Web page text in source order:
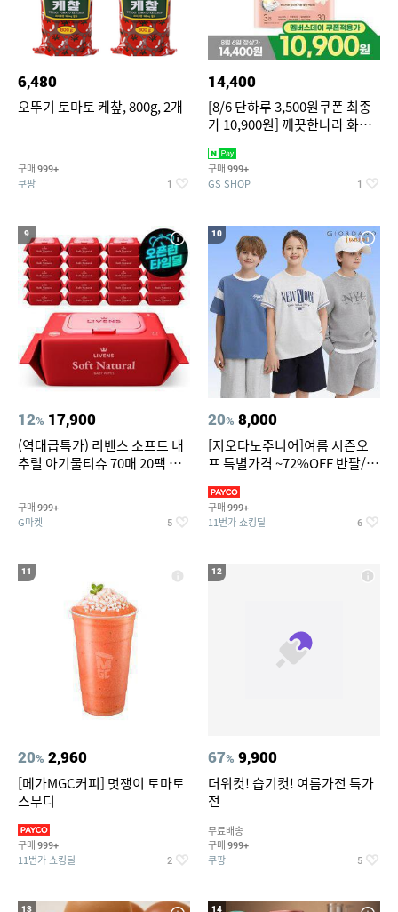
6,480
오뚜기 토마토 케챂, 800g, 2개
구매 999+
쿠팡 1
14,400
[8/6 단하루 3,500원쿠폰 최종
가 10,900원] 깨끗한나라 화장
롤
구매 999+
GS SHOP 1
9
12% 17,900
(역대급특가) 리벤스 소프트 내
추럴 아기물티슈 70매 20팩 캡
구매 999+
G마켓 5
10
20% 8,000
[지오다노주니어]여름 시즌오
프 특별가격 ~72%OFF 반팔/반
구매 999+
11번가 쇼킹딜 6
11
20% 2,960
[메가MGC커피] 멋쟁이 토마토
스무디
구매 999+
11번가 쇼킹딜 2
12
67% 9,900
더위컷! 습기컷! 여름가전 특가
전
무료배송
구매 999+
쿠팡 5
13 14